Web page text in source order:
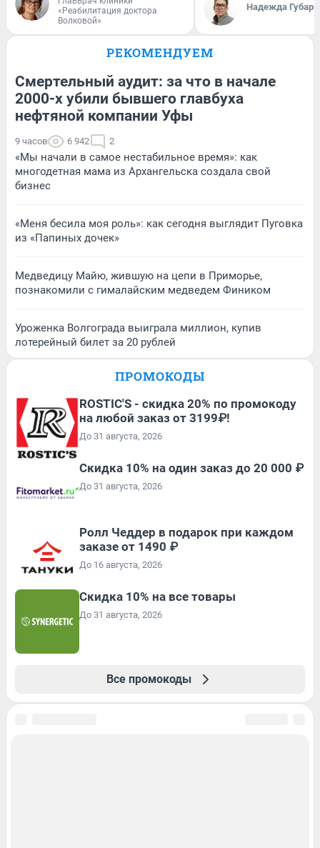
«Реабилитация доктора
Волковой»
Надежда Губарь
РЕКОМЕНДУЕМ
Смертельный аудит: за что в начале
2000-х убили бывшего главбуха
нефтяной компании Уфы
9 часов 6 942 2
«Мы начали в самое нестабильное время»: как
многодетная мама из Архангельска создала свой
бизнес
«Меня бесила моя роль»: как сегодня выглядит Пуговка
из «Папиных дочек»
Медведицу Майю, жившую на цепи в Приморье,
познакомили с гималайским медведем Фиником
Уроженка Волгограда выиграла миллион, купив
лотерейный билет за 20 рублей
ПРОМОКОДЫ
ROSTIC'S - скидка 20% по промокоду
на любой заказ от 3199₽!
До 31 августа, 2026
Скидка 10% на один заказ до 20 000 ₽
До 31 августа, 2026
Ролл Чеддер в подарок при каждом
заказе от 1490 ₽
До 16 августа, 2026
Скидка 10% на все товары
До 31 августа, 2026
Все промокоды